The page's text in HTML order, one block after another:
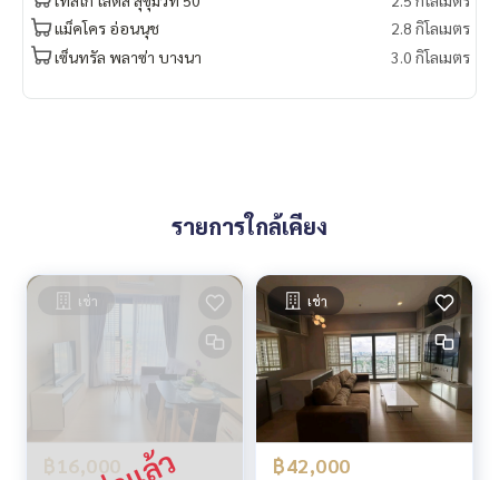
แม็คโคร อ่อนนุช
2.8 กิโลเมตร
เซ็นทรัล พลาซ่า บางนา
3.0 กิโลเมตร
รายการใกล้เคียง
เช่า
฿16,000
เช่า
฿42,000